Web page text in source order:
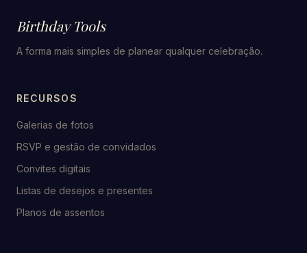
Birthday Tools
A forma mais simples de planear qualquer celebração.
RECURSOS
Galerias de fotos
RSVP e gestão de convidados
Convites digitais
Listas de desejos e presentes
Planos de assentos